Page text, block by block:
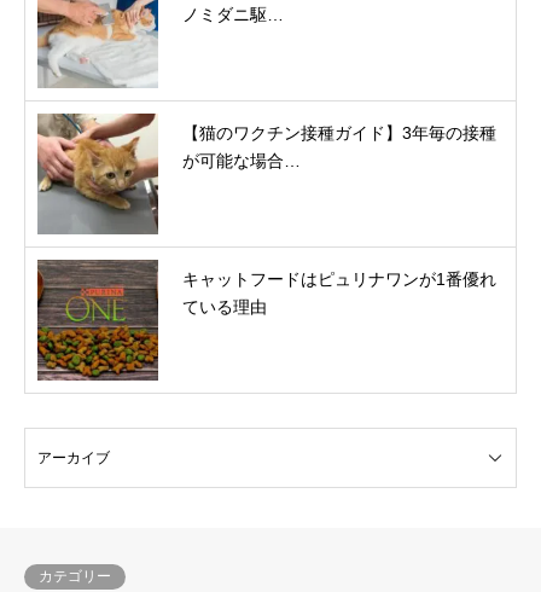
ノミダニ駆…
【猫のワクチン接種ガイド】3年毎の接種
が可能な場合…
キャットフードはピュリナワンが1番優れ
ている理由
カテゴリー